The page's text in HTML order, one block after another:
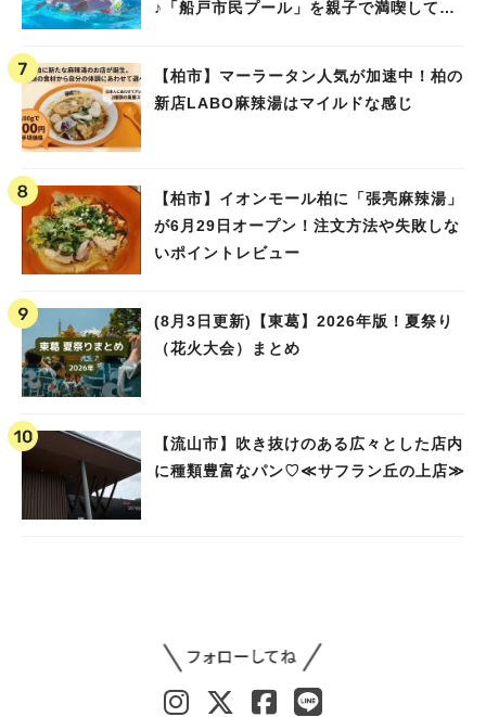
♪「船戸市民プール」を親子で満喫してき
【柏市】マーラータン人気が加速中！柏の
新店LABO麻辣湯はマイルドな感じ
【柏市】イオンモール柏に「張亮麻辣湯」
が6月29日オープン！注文方法や失敗しな
いポイントレビュー
(8月3日更新)【東葛】2026年版！夏祭り
（花火大会）まとめ
【流山市】吹き抜けのある広々とした店内
に種類豊富なパン♡≪サフラン丘の上店≫